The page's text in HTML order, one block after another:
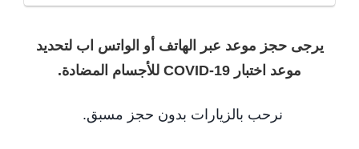
يرجى حجز موعد عبر الهاتف أو الواتس اب لتحديد
موعد اختبار COVID-19 للأجسام المضادة.
نرحب بالزيارات بدون حجز مسبق.